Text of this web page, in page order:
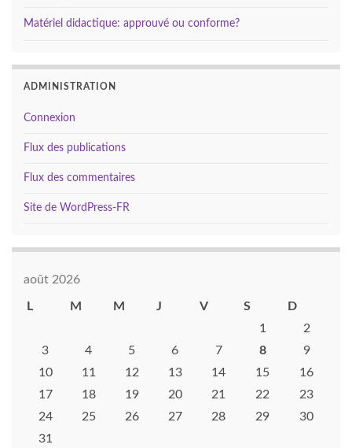
Matériel didactique: approuvé ou conforme?
ADMINISTRATION
Connexion
Flux des publications
Flux des commentaires
Site de WordPress-FR
août 2026
L M M J V S
D
1
2
3
4 5 6 7 8
9
10
11 12 13 14 15
16
17
18 19 20 21 22
23
24
25 26 27 28 29
30
31